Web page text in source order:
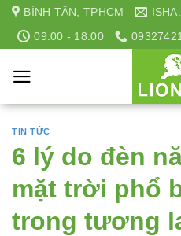
Skip
content
BÌNH TÂN, TPHCM
09:00 - 18:00
TIN TỨC
6 lý do đèn
mặt trời phổ
trong tương